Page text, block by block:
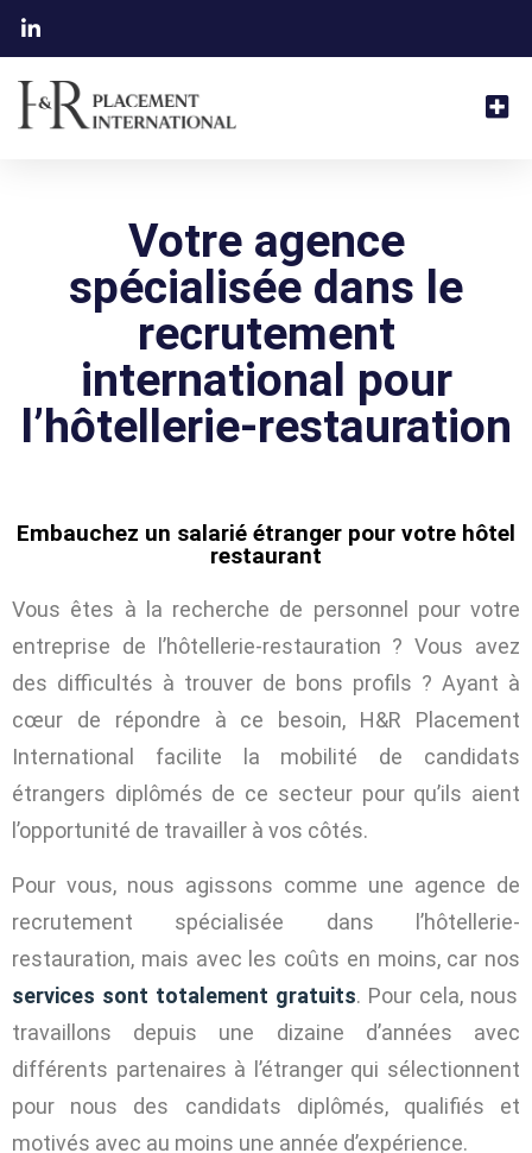
Votre agence
spécialisée dans le
recrutement
international pour
l’hôtellerie-restauration
Embauchez un salarié étranger pour votre hôtel
restaurant
Vous êtes à la recherche de personnel pour votre
entreprise de l’hôtellerie-restauration ? Vous avez
des difficultés à trouver de bons profils ? Ayant à
cœur de répondre à ce besoin, H&R Placement
International facilite la mobilité de candidats
étrangers diplômés de ce secteur pour qu’ils aient
l’opportunité de travailler à vos côtés.
Pour vous, nous agissons comme une agence de
recrutement spécialisée dans l’hôtellerie-
restauration, mais avec les coûts en moins, car nos
services sont totalement gratuits. Pour cela, nous
travaillons depuis une dizaine d’années avec
différents partenaires à l’étranger qui sélectionnent
pour nous des candidats diplômés, qualifiés et
motivés avec au moins une année d’expérience.